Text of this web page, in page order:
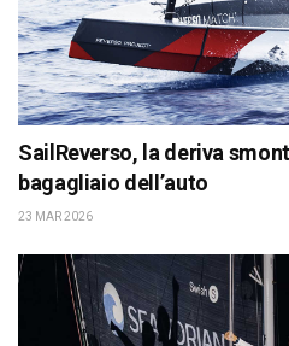
SailReverso, la deriva
bagagliaio dell’auto
23 MAR 2026